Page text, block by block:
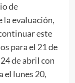
de
la evaluación,
este
para el 21 de
de abril con
el lunes 20,